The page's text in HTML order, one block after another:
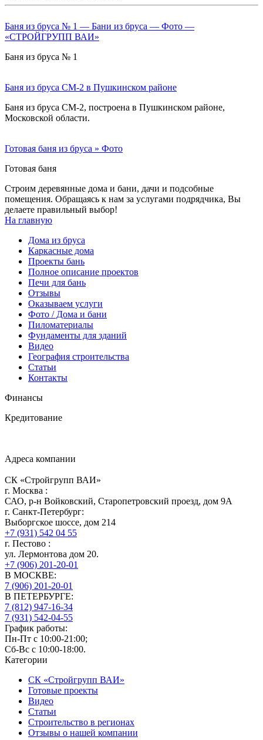
Баня из бруса № 1 — Бани из бруса — Фото —
«СТРОЙГРУПП ВАИ»
Баня из бруса № 1
Баня из бруса СМ-2 в Пушкинском районе
Баня из бруса СМ-2, построена в Пушкинском районе,
Московской области.
Готовая баня из бруса » Фото
Готовая баня
Строим деревянные дома и бани, дачи и подсобные
помещения. Обращаясь к нам за услугами подрядчика, Вы
делаете правильный выбор!
На главную
Дома из бруса
Каркасные дома
Проекты бань
Полное описание проектов
Печи для бань
Отзывы
Оказываем услуги
Фото / Дома и бани
Пиломатериалы
Фундаменты для зданий
Видео
География строительства
Статьи
Контакты
Финансы
Кредитование
Адреса компании
СК «Стройгрупп ВАИ»
г. Москва :
САО, р-н Войковский, Старопетровский проезд, дом 9А
г. Санкт-Петербург:
Выборгское шоссе, дом 214
+7 (931) 542 04 55
г. Пестово :
ул. Лермонтова дом 20.
+7 (906) 201-20-01
В МОСКВЕ:
7 (906) 201-20-01
В ПЕТЕРБУРГЕ:
7 (812) 947-16-34
7 (931) 542-04-55
График работы:
Пн-Пт с 10:00-21:00;
Сб-Вс с 10:00-18:00.
Категории
СК «Стройгрупп ВАИ»
Готовые проекты
Видео
Статьи
Строительство в регионах
Отзывы о нашей компании